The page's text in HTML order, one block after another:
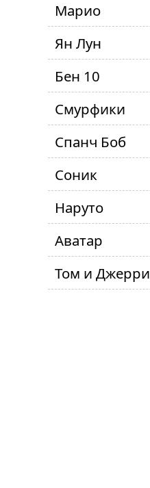
Марио
Ян Лун
Бен 10
Смурфики
Спанч Боб
Соник
Наруто
Аватар
Том и Джерри